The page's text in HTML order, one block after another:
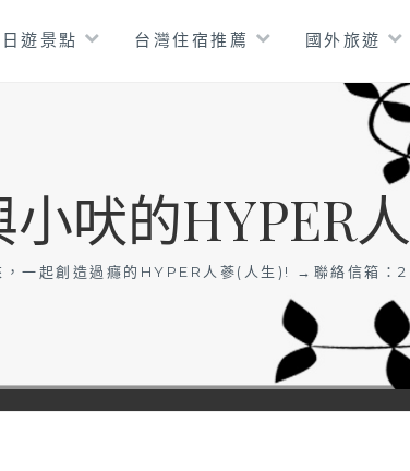
遊景點 台灣住宿推薦 國外旅遊
吠的HYPER
一起創造過癮的HYPER人蔘(人生)! →聯絡信箱：